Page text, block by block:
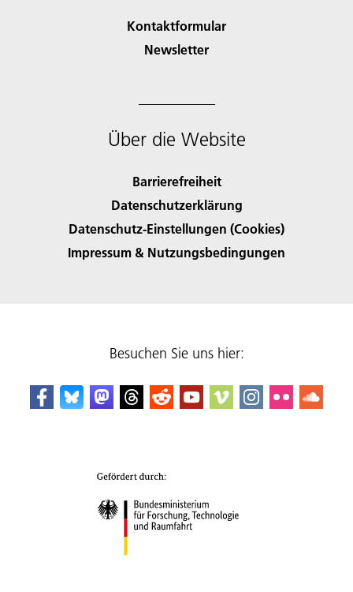
Kontaktformular
Newsletter
Über die Website
Barrierefreiheit
Datenschutzerklärung
Datenschutz-Einstellungen (Cookies)
Impressum & Nutzungsbedingungen
Besuchen Sie uns hier: